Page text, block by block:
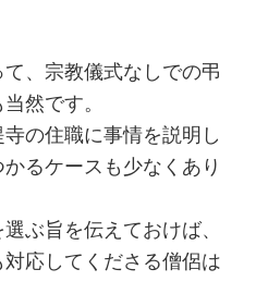
、宗教儀式なしでの弔
然です。
の住職に事情を説明し
るケースも少なくあり
ぶ旨を伝えておけば、
応してくださる僧侶は